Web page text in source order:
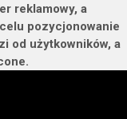
reklamowy, a
pozycjonowanie
od użytkowników, a